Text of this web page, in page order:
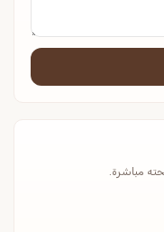
مباشرة.